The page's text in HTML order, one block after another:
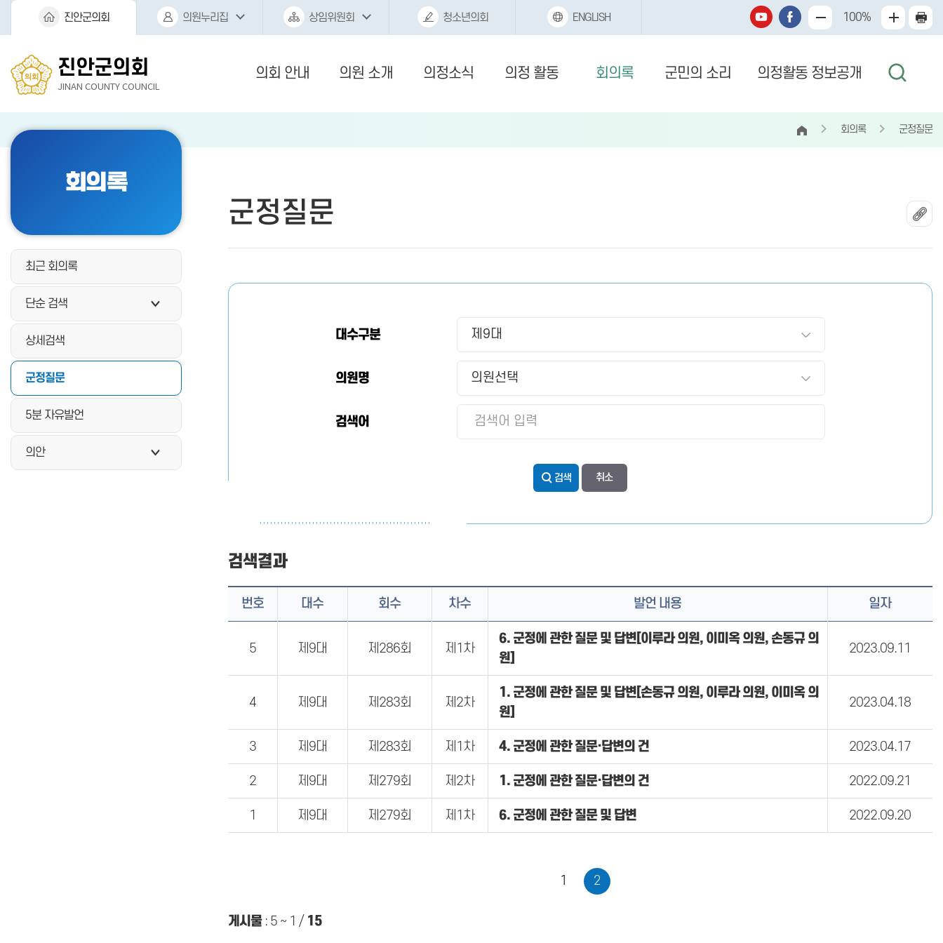
본문바로가기
진안군의회
의원누리집 상임위원회 청소년의회 ENGLISH 100%
진안군의회
JINAN COUNTY COUNCIL
의회 안내 의원 소개 의정소식 의정 활동 회의록 군민의 소리 의정활동 정보공개
회의록 군정질문
회의록
최근 회의록
단순 검색
상세검색
군정질문
5분 자유발언
의안
군정질문
대수구분
의원명
검색어
검색
검색결과
번호 대수 회수 차수 발언 내용 일자
5 제9대 제286회 제1차
6. 군정에 관한 질문 및 답변[이루라 의원, 이미옥 의원, 손동규 의
원]
2023.09.11
4 제9대 제283회 제2차
1. 군정에 관한 질문 및 답변[손동규 의원, 이루라 의원, 이미옥 의
원]
2023.04.18
3 제9대 제283회 제1차 4. 군정에 관한 질문·답변의 건 2023.04.17
2 제9대 제279회 제2차 1. 군정에 관한 질문·답변의 건 2022.09.21
1 제9대 제279회 제1차 6. 군정에 관한 질문 및 답변 2022.09.20
1 2
게시물: 5 ~ 1 / 15